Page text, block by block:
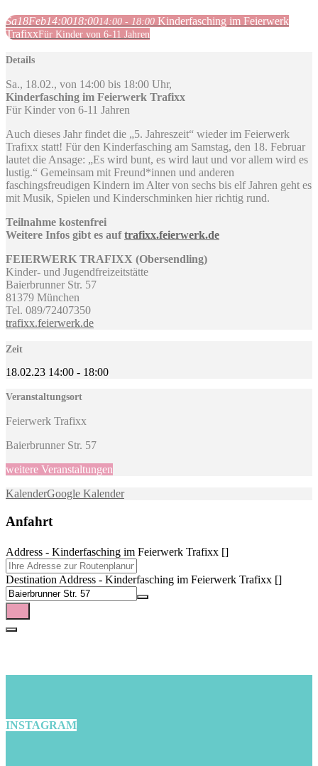
Sa18Feb14:0018:0014:00 - 18:00 Kinderfasching im Feierwerk
TrafixxFür Kinder von 6-11 Jahren
Details
Sa., 18.02., von 14:00 bis 18:00 Uhr,
Kinderfasching im Feierwerk Trafixx
Für Kinder von 6-11 Jahren
Auch dieses Jahr findet die „5. Jahreszeit“ wieder im Feierwerk
Trafixx statt! Für den Kinderfasching am Samstag, den 18. Februar
lautet die Ansage: „Es wird bunt, es wird laut und vor allem wird es
lustig.“ Gemeinsam mit Freund*innen und anderen
faschingsfreudigen Kindern im Alter von sechs bis elf Jahren geht es
mit Musik, Spielen und Kinderschminken hier richtig rund.
Teilnahme kostenfrei
Weitere Infos gibt es auftrafixx.feierwerk.de
FEIERWERK TRAFIXX (Obersendling)
Kinder- und Jugendfreizeitstätte
Baierbrunner Str. 57
81379 München
Tel. 089/72407350
trafixx.feierwerk.de
Zeit
18.02.23 14:00 - 18:00
Veranstaltungsort
Feierwerk Trafixx
Baierbrunner Str. 57
weitere Veranstaltungen
KalenderGoogle Kalender
Anfahrt
Address - Kinderfasching im Feierwerk Trafixx []
Destination Address - Kinderfasching im Feierwerk Trafixx []
INSTAGRAM